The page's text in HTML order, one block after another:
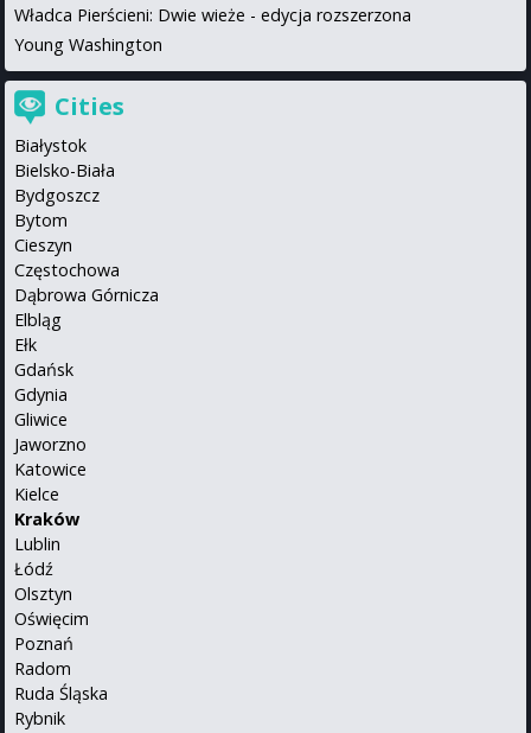
Władca Pierścieni: Dwie wieże - edycja rozszerzona
Young Washington
Cities
Białystok
Bielsko-Biała
Bydgoszcz
Bytom
Cieszyn
Częstochowa
Dąbrowa Górnicza
Elbląg
Ełk
Gdańsk
Gdynia
Gliwice
Jaworzno
Katowice
Kielce
Kraków
Lublin
Łódź
Olsztyn
Oświęcim
Poznań
Radom
Ruda Śląska
Rybnik